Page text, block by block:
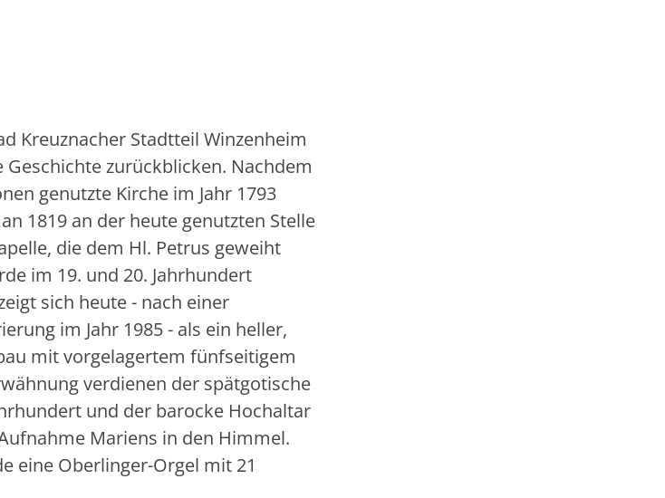
Kreuznacher Stadtteil Winzenheim
Geschichte zurückblicken. Nachdem
genutzte Kirche im Jahr 1793
1819 an der heute genutzten Stelle
die dem Hl. Petrus geweiht
im 19. und 20. Jahrhundert
sich heute - nach einer
im Jahr 1985 - als ein heller,
mit vorgelagertem fünfseitigem
verdienen der spätgotische
und der barocke Hochaltar
Mariens in den Himmel.
eine Oberlinger-Orgel mit 21